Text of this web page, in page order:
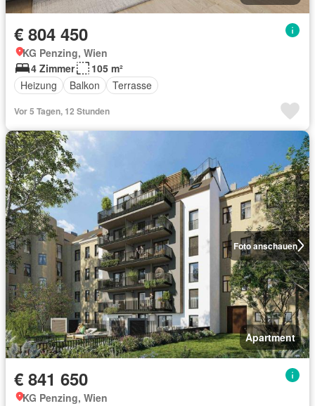
€ 804 450
KG Penzing, Wien
4 Zimmer
105 m²
Heizung
Balkon Terrasse
Vor 5 Tagen, 12 Stunden
Foto anschauen
Apartment
€ 841 650
KG Penzing, Wien